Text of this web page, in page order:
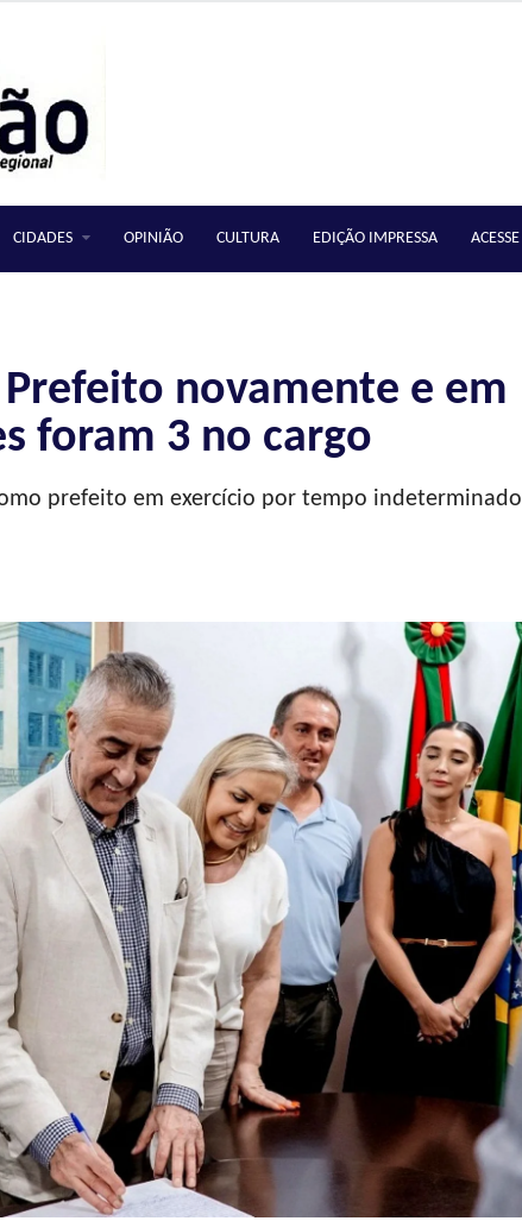
CIDADES OPINIÃO CULTURA EDIÇÃO IMPRESSA ACESSE
novamente e em
foram 3 no cargo
prefeito em exercício por tempo indeterminado